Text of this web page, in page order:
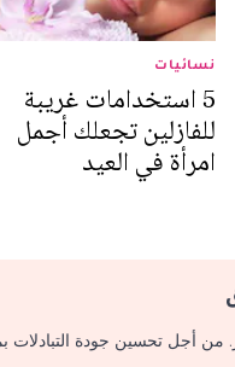
نسائيات
5 استخدامات غريبة
للفازلين تجعلك أجمل
امرأة في العيد
من أجل تحسين جودة